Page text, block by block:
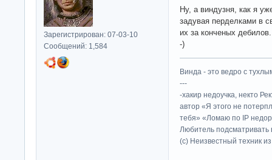
Зарегистрирован: 07-03-10
Сообщений: 1,584
Ну, а виндузня, как я
задувая перделками в
их за конченых
-)
Винда - это ведро с
---
-хакир недоучка, некто
автор «Я этого не
тебя» «Ломаю по IP
Любитель подсматривать
(c) Неизвестный техник